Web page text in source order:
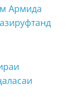
Армида